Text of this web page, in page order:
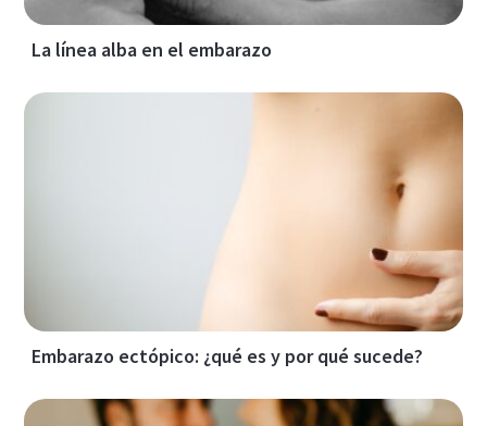
La línea alba en el embarazo
Embarazo ectópico: ¿qué es y por qué sucede?